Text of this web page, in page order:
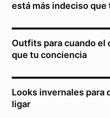
está más indeciso que
Outfits para cuando el
que tu conciencia
Looks invernales para
ligar